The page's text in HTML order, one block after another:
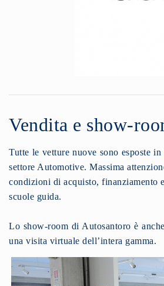
Vendita e show-
Tutte le vetture nuove sono esposte
settore Automotive. Massima
condizioni di acquisto, finanziamento
scuole guida.
Lo show-room di Autosantoro è
una visita virtuale dell’intera gamma.